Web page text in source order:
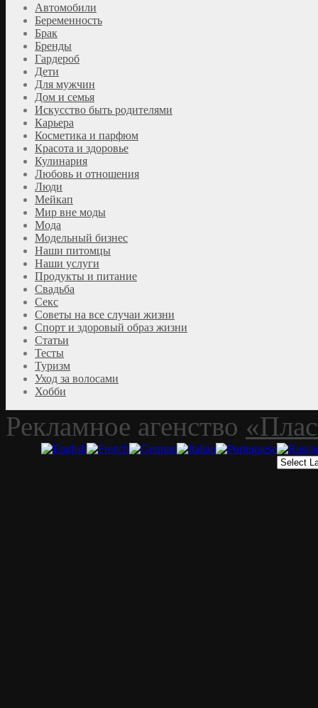
Автомобили
Беременность
Брак
Бренды
Гардероб
Дети
Для мужчин
Дом и семья
Искусство быть родителями
Карьера
Косметика и парфюм
Красота и здоровье
Кулинария
Любовь и отношения
Люди
Мейкап
Мир вне моды
Мода
Модельный бизнес
Наши питомцы
Наши услуги
Продукты и питание
Свадьба
Секс
Советы на все случаи жизни
Спорт и здоровый образ жизни
Статьи
Тесты
Туризм
Уход за волосами
Хобби
Рекламное агенство